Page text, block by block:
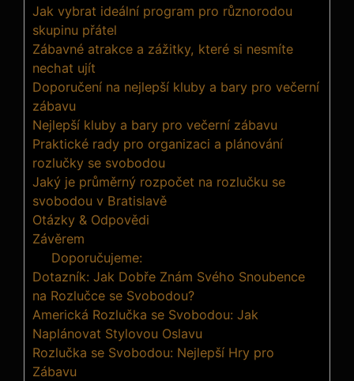
Jak vybrat ideální program pro různorodou
skupinu přátel
Zábavné atrakce a zážitky, které si nesmíte
nechat ujít
Doporučení na nejlepší kluby a bary pro večerní
zábavu
Nejlepší kluby a bary pro večerní zábavu
Praktické rady pro organizaci a plánování
rozlučky se svobodou
Jaký je průměrný rozpočet na rozlučku se
svobodou v Bratislavě
Otázky & Odpovědi
Závěrem
Doporučujeme:
Dotazník: Jak Dobře Znám Svého Snoubence
na Rozlučce se Svobodou?
Americká Rozlučka se Svobodou: Jak
Naplánovat Stylovou Oslavu
Rozlučka se Svobodou: Nejlepší Hry pro
Zábavu